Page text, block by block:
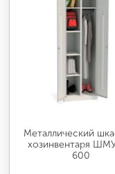
Металлический
хозинвентаря
600